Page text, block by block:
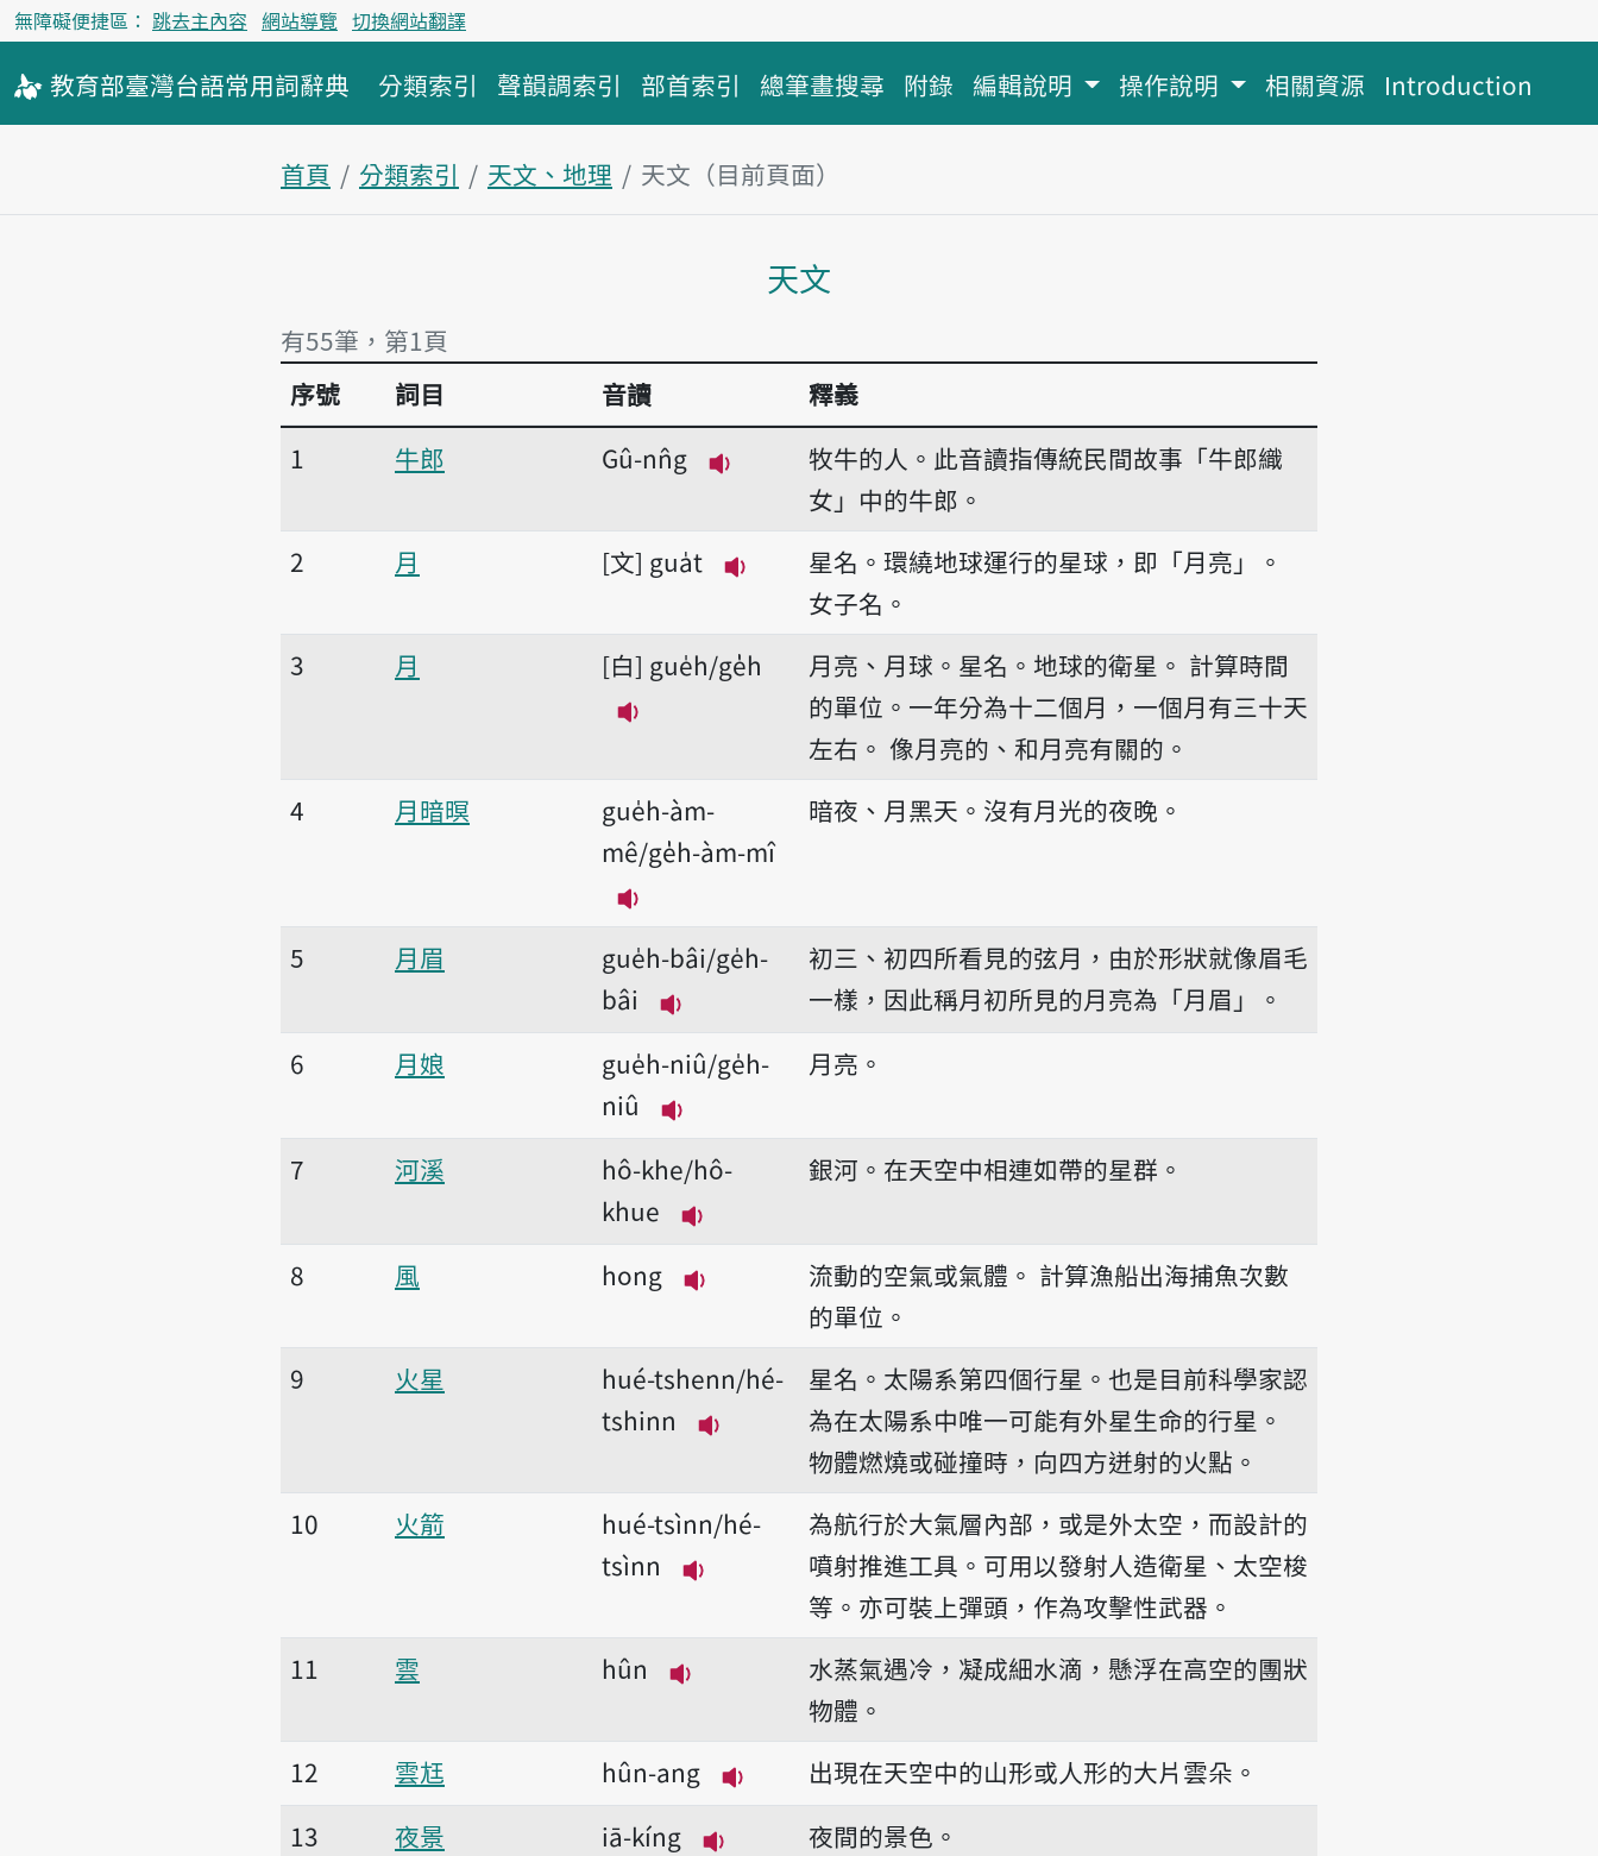
無障礙便捷區： 跳去主內容 網站導覽 切換網站翻譯
教育部臺灣台語常用詞辭典 分類索引 聲韻調索引 部首索引 總筆畫搜尋 附錄 編輯說明 操作說明 相關資源 Introduction
首頁 分類索引 天文、地理
天文（目前頁面）
天文
有55筆，第1頁
有55筆，第1頁
序號 詞目 音讀
釋義
1
牛郎
Gû-nn̂g
播放音讀Gû-nn̂g
牧牛的人。此音讀指傳統民間故事「牛郎織
女」中的牛郎。
2
月 文 gua̍t
播放音讀gua̍t
星名。環繞地球運行的星球，即「月亮」。
女子名。
3
月 白 gue̍h/ge̍h
播放音讀gue̍h/ge̍h
月亮、月球。星名。地球的衛星。 計算時間
的單位。一年分為十二個月，一個月有三十天
左右。 像月亮的、和月亮有關的。
4
月暗暝
gue̍h-àm-
mê/ge̍h-àm-mî
播放音讀gue̍h-àm-mê/ge̍h-àm-mî
暗夜、月黑天。沒有月光的夜晚。
5 月眉
gue̍h-bâi/ge̍h-
bâi
播放音讀gue̍h-bâi/ge̍h-bâi
初三、初四所看見的弦月，由於形狀就像眉毛
一樣，因此稱月初所見的月亮為「月眉」。
6
月娘
gue̍h-niû/ge̍h-
niû
播放音讀gue̍h-niû/ge̍h-niû
月亮。
7 河溪
hô-khe/hô-
khue
播放音讀hô-khe/hô-khue
銀河。在天空中相連如帶的星群。
8 風
hong
播放音讀hong
流動的空氣或氣體。 計算漁船出海捕魚次數
的單位。
9
火星
hué-tshenn/hé-
tshinn
播放音讀hué-tshenn/hé-tshinn
星名。太陽系第四個行星。也是目前科學家認
為在太陽系中唯一可能有外星生命的行星。
物體燃燒或碰撞時，向四方迸射的火點。
10
火箭
hué-tsìnn/hé-
tsìnn
播放音讀hué-tsìnn/hé-tsìnn
為航行於大氣層內部，或是外太空，而設計的
噴射推進工具。可用以發射人造衛星、太空梭
等。亦可裝上彈頭，作為攻擊性武器。
11
雲
hûn
播放音讀hûn
水蒸氣遇冷，凝成細水滴，懸浮在高空的團狀
物體。
12
雲尪
hûn-ang
播放音讀hûn-ang
出現在天空中的山形或人形的大片雲朵。
13
夜景
iā-kíng
夜間的景色。